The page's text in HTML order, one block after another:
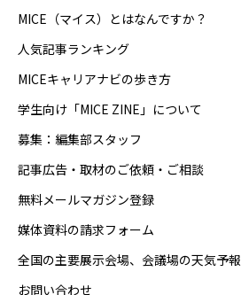
MICE（マイス）とはなんですか？
人気記事ランキング
MICEキャリアナビの歩き方
学生向け「MICE ZINE」について
募集：編集部スタッフ
記事広告・取材のご依頼・ご相談
無料メールマガジン登録
媒体資料の請求フォーム
全国の主要展示会場、会議場の天気予報
お問い合わせ